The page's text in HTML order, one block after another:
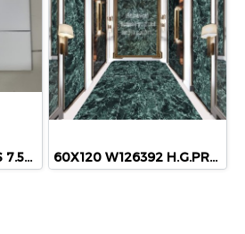
SUBWAY WALL TILES 7.5X30 CM (CM75300ZYM /PK50) 60X120 W126392 H.G.PRADA GREEN